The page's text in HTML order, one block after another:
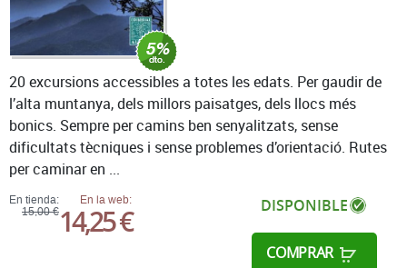
En tienda:
15,00 €
En la web:
14,25 € DISPONIBLE
COMPRAR
20 excursions accessibles a totes les edats. Per gaudir de
l’alta muntanya, dels millors paisatges, dels llocs més
bonics. Sempre per camins ben senyalitzats, sense
dificultats tècniques i sense problemes d’orientació. Rutes
per caminar en ...